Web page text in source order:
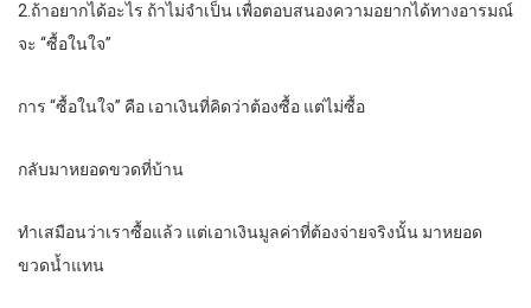
2.ถ้าอยากได้อะไร ถ้าไม่จำเป็น เพื่อตอบสนองความอยากได้ทางอารมณ์
จะ “ซื้อในใจ”
การ “ซื้อในใจ” คือ เอาเงินที่คิดว่าต้องซื้อ แต่ไม่ซื้อ
กลับมาหยอดขวดที่บ้าน
ทำเสมือนว่าเราซื้อแล้ว แต่เอาเงินมูลค่าที่ต้องจ่ายจริงนั้น มาหยอด
ขวดน้ำแทน